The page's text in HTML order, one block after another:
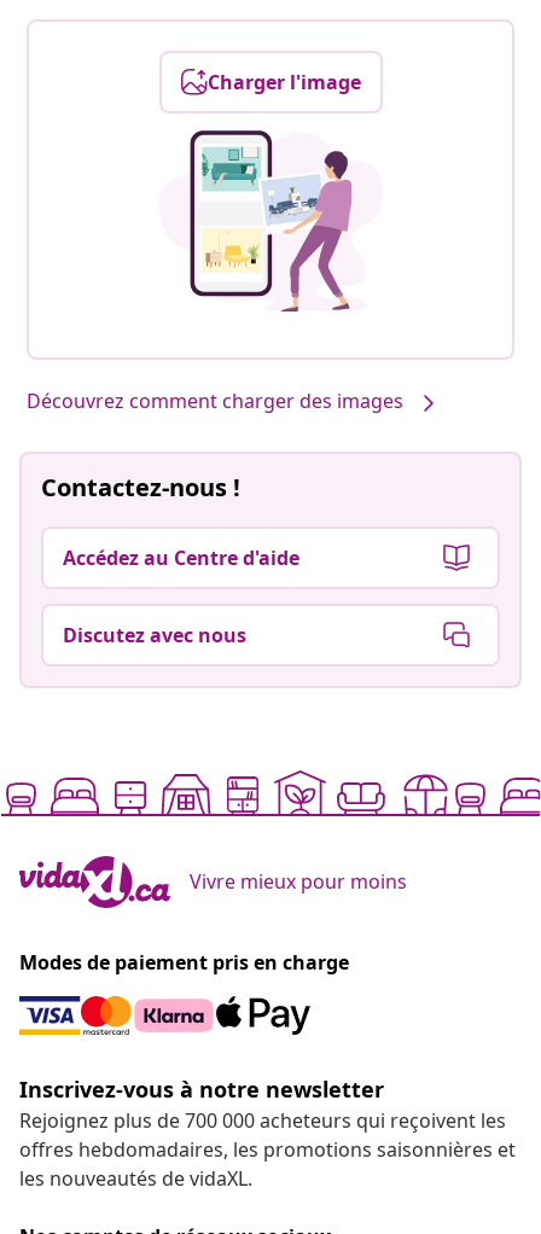
Charger l'image
Découvrez comment charger des images
Contactez-nous !
Accédez au Centre d'aide
Discutez avec nous
Vivre mieux pour moins
Modes de paiement pris en charge
Inscrivez-vous à notre newsletter
Rejoignez plus de 700 000 acheteurs qui reçoivent les
offres hebdomadaires, les promotions saisonnières et
les nouveautés de vidaXL.